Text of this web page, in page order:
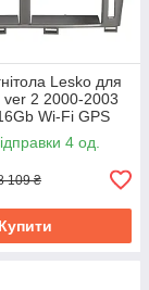
Lesko для
ver 2 2000-2003
Wi-Fi GPS
4 од.
109 ₴
Купити